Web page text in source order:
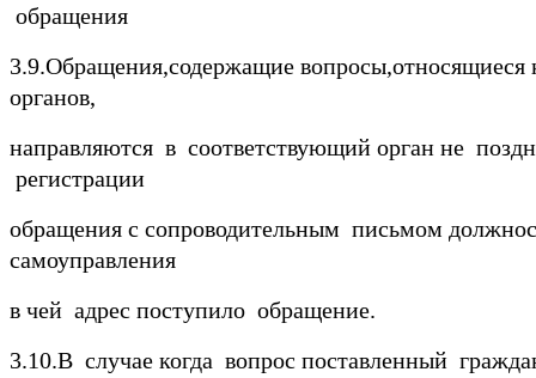
обращения
3.9.Обращения,содержащие
органов,
направляются в соответствующий орган не
регистрации
обращения с сопроводительным письмом
самоуправления
в чей адрес поступило обращение.
3.10.В случае когда вопрос поставленный